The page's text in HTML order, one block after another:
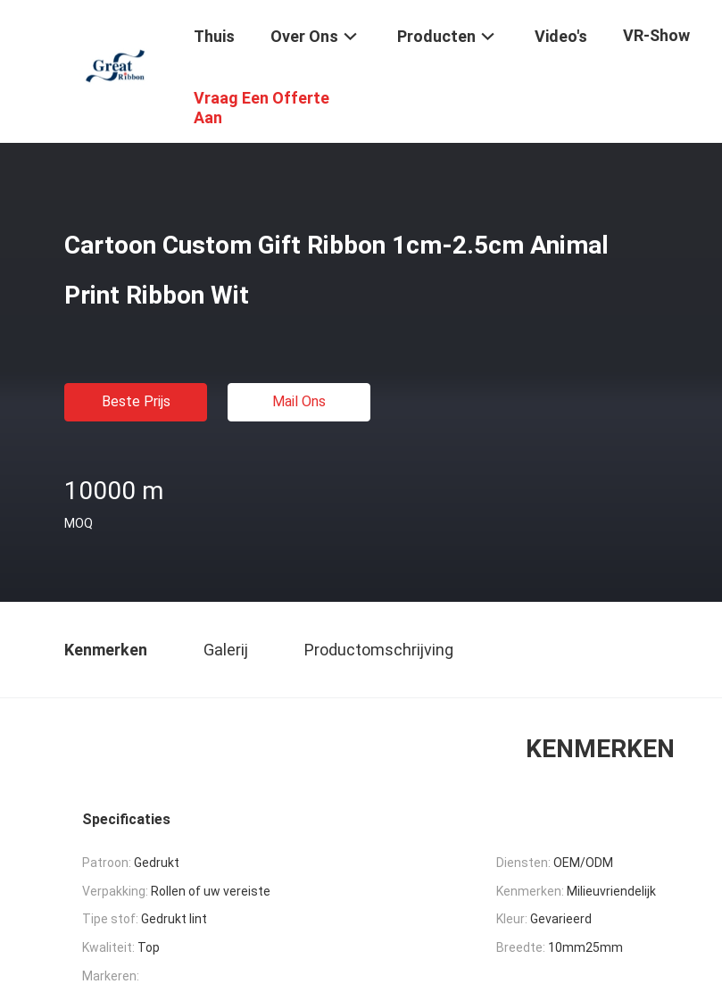
Thuis Over Ons Producten Video's VR-Show
Vraag Een Offerte
Aan
Gedrukt Lint / Cartoon Custom Gift Ribbon 1cm-2.5cm Animal Print Ribbon Wit
Cartoon Custom Gift Ribbon 1cm-2.5cm Animal
Print Ribbon Wit
Beste Prijs Mail Ons
10000 m
MOQ
Kenmerken Galerij Productomschrijving
KENMERKEN
Specificaties
Patroon: Gedrukt Diensten: OEM/ODM
Verpakking: Rollen of uw vereiste Kenmerken: Milieuvriendelijk
Tipe stof: Gedrukt lint Kleur: Gevarieerd
Kwaliteit: Top Breedte: 10mm25mm
Markeren: